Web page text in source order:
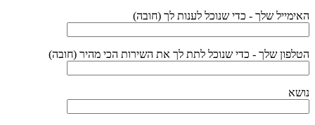
האימייל שלך - כדי שנוכל לענות לך (חובה)
הטלפון שלך - כדי שנוכל לתת לך את השירות הכי מהיר (חובה)
נושא